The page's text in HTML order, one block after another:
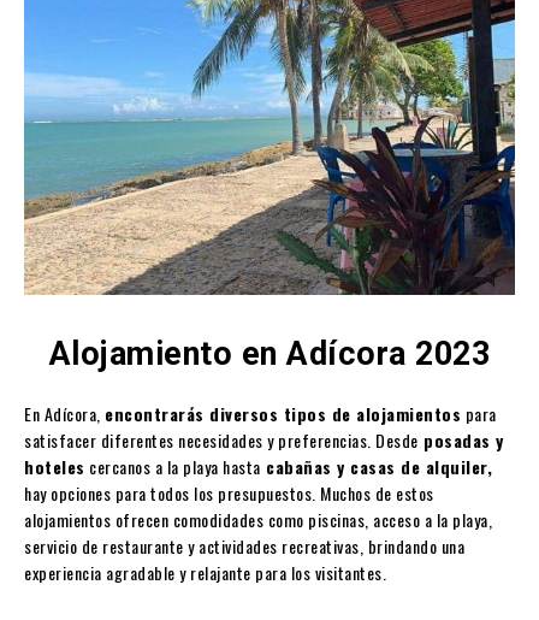
Alojamiento en Adícora 2023
En Adícora, encontrarás diversos tipos de alojamientos para
satisfacer diferentes necesidades y preferencias. Desde posadas y
hoteles cercanos a la playa hasta cabañas y casas de alquiler,
hay opciones para todos los presupuestos. Muchos de estos
alojamientos ofrecen comodidades como piscinas, acceso a la playa,
servicio de restaurante y actividades recreativas, brindando una
experiencia agradable y relajante para los visitantes.